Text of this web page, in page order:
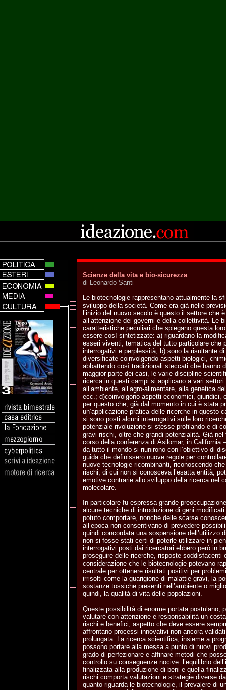
Scienze della vita e bio-sicurezza
di Leonardo Santi
Le biotecnologie rappresentano attualmente la
sviluppo della società. Come era già nelle
l’inizio del nuovo secolo è questo il settore che
all’attenzione dei governi e della collettività. Le
caratteristiche peculiari che spiegano questa
essere così sintetizzate: a) riguardano la
esseri viventi, tematica del tutto particolare che
interrogativi e perplessità; b) sono la risultante
diversificate coinvolgendo aspetti biologici,
abbattendo così tradizionali steccati che hanno
maggior parte dei casi, le varie discipline
ricerca in questi campi si applicano a vari
all’ambiente, all’agro-alimentare, alla genetica
ecc.; d)coinvolgono aspetti economici, giuridici,
per questo che, già dal momento in cui è stata
un’applicazione pratica delle ricerche in questo
si sono posti alcuni interrogativi sulle loro
potenziale rivoluzione si stesse profilando e di
gravi rischi, oltre che grandi potenzialità. Già nel
corso della conferenza di Asilomar, in California
da tutto il mondo si riunirono con l’obiettivo di
guida che definissero nuove regole per
nuove tecnologie ricombinanti, riconoscendo
rischi, di cui non si conosceva l’esatta entità,
emotive contrarie allo sviluppo della ricerca nel
molecolare.
In particolare fu espressa grande
alcune tecniche di introduzione di geni
potuto comportare, nonché delle scarse
all’epoca non consentivano di prevedere
quindi concordata una sospensione dell’utilizzo
non si fosse stati certi di poterle utilizzare in
interrogativi posti dai ricercatori ebbero però in
proseguire delle ricerche, risposte soddisfacenti
considerazione che le biotecnologie potevano
centrale per ottenere risultati positivi per
irrisolti come la guarigione di malattie gravi, la
sostanze tossiche presenti nell’ambiente o
quindi, la qualità di vita delle popolazioni.
Queste possibilità di enorme portata postulano,
valutare con attenzione e responsabilità un
rischi e benefici, aspetto che deve essere
affrontano processi innovativi non ancora
prolungata. La ricerca scientifica, insieme a
possono portare alla messa a punto di nuovi
grado di perfezionare e affinare metodi che
controllo su conseguenze nocive: l’equilibrio
finalizzata alla produzione di beni e quella
rischi comporta valutazioni e strategie diverse
quanto riguarda le biotecnologie, il prevalere di